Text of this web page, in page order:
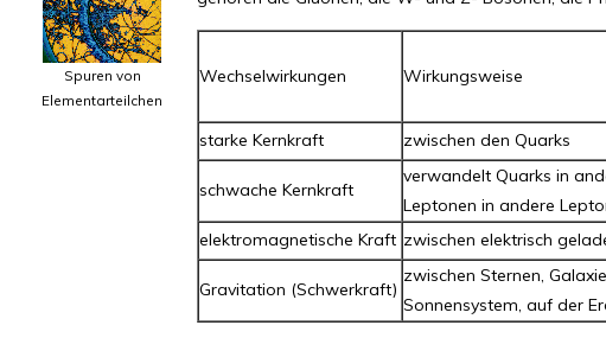
Spuren von
Elementarteilchen
Wechselwirkungen Wirkungsweise
starke Kernkraft
zwischen den Quarks
schwache Kernkraft
verwandelt Quarks in
Leptonen in andere
elektromagnetische Kraft zwischen elektrisch
Gravitation (Schwerkraft)
zwischen Sternen,
Sonnensystem, auf der